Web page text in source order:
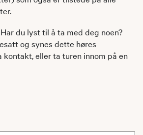
du lyst til å ta med deg noen?
og synes dette høres
kontakt, eller ta turen innom på en